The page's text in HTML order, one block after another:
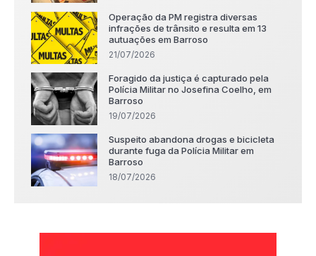
Operação da PM registra diversas
infrações de trânsito e resulta em 13
autuações em Barroso
21/07/2026
Foragido da justiça é capturado pela
Polícia Militar no Josefina Coelho, em
Barroso
19/07/2026
Suspeito abandona drogas e bicicleta
durante fuga da Polícia Militar em
Barroso
18/07/2026